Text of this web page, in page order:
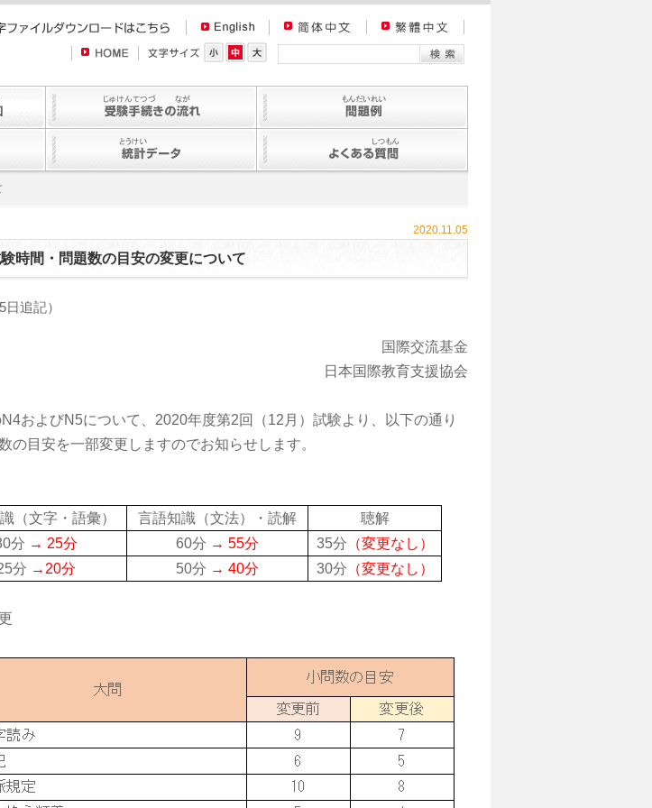
2020.11.05
時間・問題数の目安の変更について
追記）
国際交流基金
日本国際教育支援協会
N4およびN5について、 2020年度第2回（12 月）試験より、以下の通り
の目安を一部変更しますのでお知らせします。
（文字・語彙）
言語知識（文法）・読解
聴解
分 → 25分 60分 → 55分 35分 （変更なし）
分 → 20分 50分 → 40分 30分 （変更なし）